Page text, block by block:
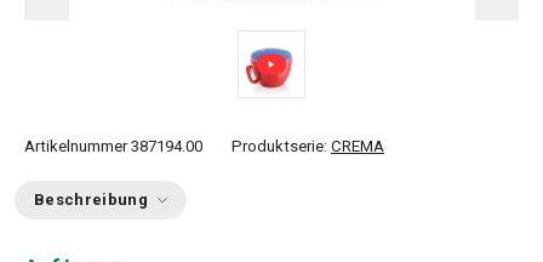
Artikelnummer 387194.00 Produktserie: CREMA
Beschreibung